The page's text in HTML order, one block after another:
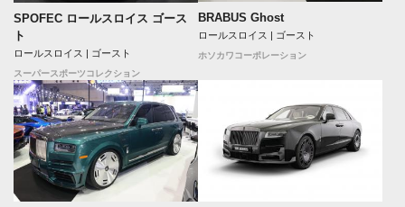
SPOFEC ロールスロイス ゴース
ト
ロールスロイス | ゴースト
スーパースポーツコレクション
BRABUS Ghost
ロールスロイス | ゴースト
ホソカワコーポレーション